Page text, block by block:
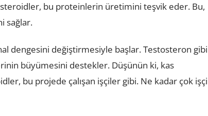
bu proteinlerin üretimini teşvik eder. Bu,
sağlar.
dengesini değiştirmesiyle başlar. Testosteron gibi
büyümesini destekler. Düşünün ki, kas
bu projede çalışan işçiler gibi. Ne kadar çok işçi